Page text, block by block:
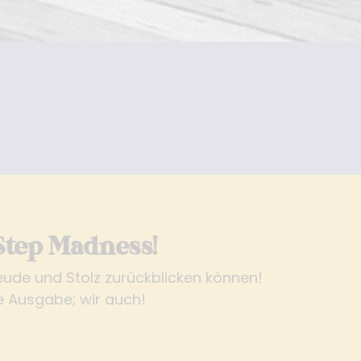
Madness!
und Stolz zurückblicken können!
Ausgabe; wir auch!